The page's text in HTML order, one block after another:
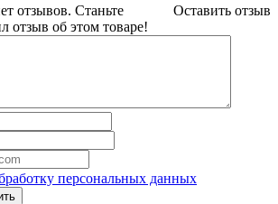
Оставить отзыв
отзывов. Станьте
отзыв об этом товаре!
персональных данных